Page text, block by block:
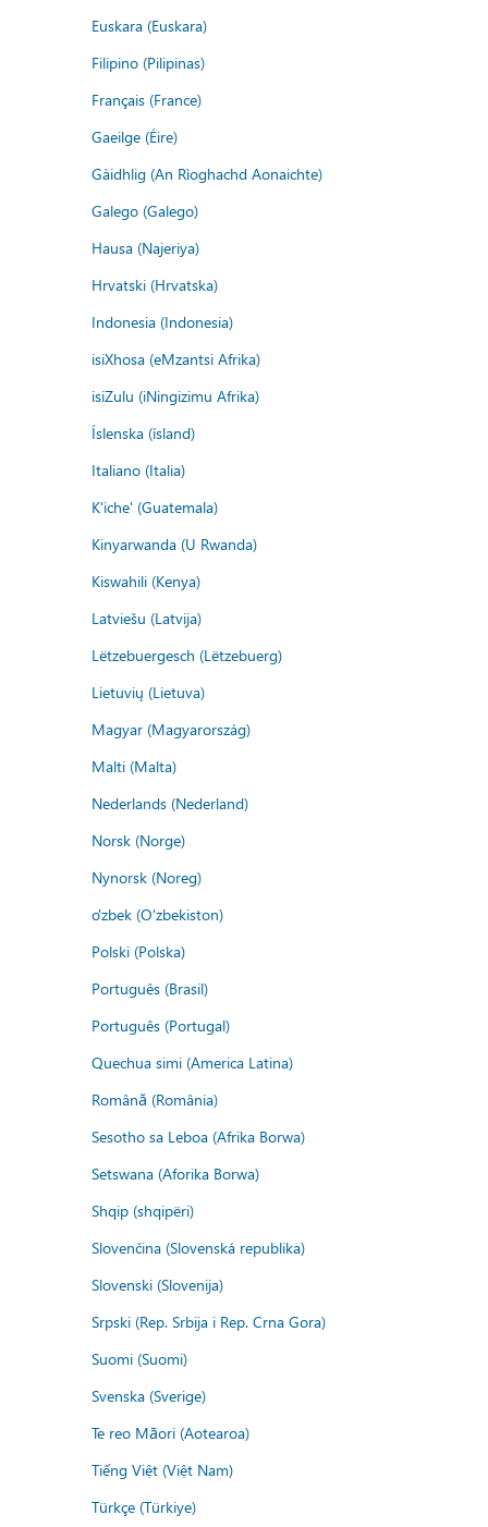
Euskara (Euskara)
Filipino (Pilipinas)
Français (France)
Gaeilge (Éire)
Gàidhlig (An Rìoghachd Aonaichte)
Galego (Galego)
Hausa (Najeriya)
Hrvatski (Hrvatska)
Indonesia (Indonesia)
isiXhosa (eMzantsi Afrika)
isiZulu (iNingizimu Afrika)
Íslenska (ísland)
Italiano (Italia)
K'iche' (Guatemala)
Kinyarwanda (U Rwanda)
Kiswahili (Kenya)
Latviešu (Latvija)
Lëtzebuergesch (Lëtzebuerg)
Lietuvių (Lietuva)
Magyar (Magyarország)
Malti (Malta)
Nederlands (Nederland)
Norsk (Norge)
Nynorsk (Noreg)
o'zbek (O'zbekiston)
Polski (Polska)
Português (Brasil)
Português (Portugal)
Quechua simi (America Latina)
Română (România)
Sesotho sa Leboa (Afrika Borwa)
Setswana (Aforika Borwa)
Shqip (shqipëri)
Slovenčina (Slovenská republika)
Slovenski (Slovenija)
Srpski (Rep. Srbija i Rep. Crna Gora)
Suomi (Suomi)
Svenska (Sverige)
Te reo Māori (Aotearoa)
Tiếng Việt (Việt Nam)
Türkçe (Türkiye)